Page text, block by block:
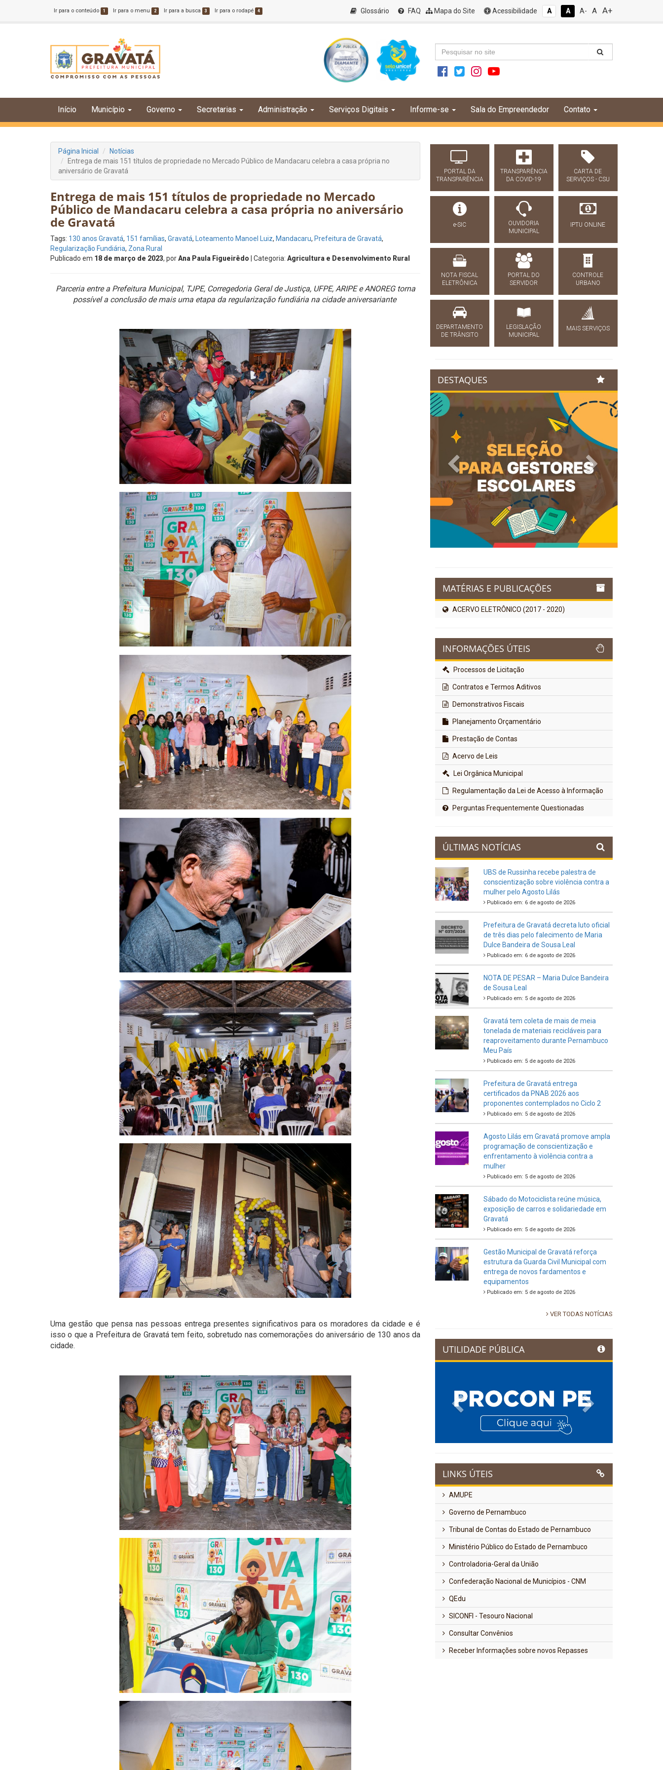
Ir para o conteúdo 1 Ir para o menu 2 Ir para a busca 3 Ir para o rodapé 4 Glossário FAQ Mapa do Site Acessibilidade A A A- A A+
Início Município Governo Secretarias Administração Serviços Digitais Informe-se Sala do Empreendedor Contato
Página Inicial
Notícias
Entrega de mais 151 títulos de propriedade no Mercado Público de Mandacaru celebra a casa própria no
aniversário de Gravatá
Entrega de mais 151 títulos de propriedade no Mercado
Público de Mandacaru celebra a casa própria no aniversário
de Gravatá
Tags: 130 anos Gravatá, 151 famílias, Gravatá, Loteamento Manoel Luiz, Mandacaru, Prefeitura de Gravatá,
Regularização Fundiária, Zona Rural
Publicado em 18 de março de 2023, porAna Paula Figueirêdo | Categoria: Agricultura e Desenvolvimento Rural
Parceria entre a Prefeitura Municipal, TJPE, Corregedoria Geral de Justiça, UFPE, ARIPE e ANOREG torna
possível a conclusão de mais uma etapa da regularização fundiária na cidade aniversariante
Uma gestão que pensa nas pessoas entrega presentes significativos para os moradores da cidade e é
isso o que a Prefeitura de Gravatá tem feito, sobretudo nas comemorações do aniversário de 130 anos da
cidade.
PORTAL DA
TRANSPARÊNCIA
TRANSPARÊNCIA
DA COVID-19
CARTA DE
SERVIÇOS - CSU
e-SIC
OUVIDORIA
MUNICIPAL
IPTU ONLINE
NOTA FISCAL
ELETRÔNICA
PORTAL DO
SERVIDOR
CONTROLE
URBANO
DEPARTAMENTO
DE TRÂNSITO
LEGISLAÇÃO
MUNICIPAL
MAIS SERVIÇOS
DESTAQUES
Previous Next
MATÉRIAS E PUBLICAÇÕES
ACERVO ELETRÔNICO (2017 - 2020)
INFORMAÇÕES ÚTEIS
Processos de Licitação
Contratos e Termos Aditivos
Demonstrativos Fiscais
Planejamento Orçamentário
Prestação de Contas
Acervo de Leis
Lei Orgânica Municipal
Regulamentação da Lei de Acesso à Informação
Perguntas Frequentemente Questionadas
ÚLTIMAS NOTÍCIAS
UBS de Russinha recebe palestra de
conscientização sobre violência contra a
mulher pelo Agosto Lilás
Publicado em: 6 de agosto de 2026
Prefeitura de Gravatá decreta luto oficial
de três dias pelo falecimento de Maria
Dulce Bandeira de Sousa Leal
Publicado em: 6 de agosto de 2026
NOTA DE PESAR – Maria Dulce Bandeira
de Sousa Leal
Publicado em: 5 de agosto de 2026
Gravatá tem coleta de mais de meia
tonelada de materiais recicláveis para
reaproveitamento durante Pernambuco
Meu País
Publicado em: 5 de agosto de 2026
Prefeitura de Gravatá entrega
certificados da PNAB 2026 aos
proponentes contemplados no Ciclo 2
Publicado em: 5 de agosto de 2026
Agosto Lilás em Gravatá promove ampla
programação de conscientização e
enfrentamento à violência contra a
mulher
Publicado em: 5 de agosto de 2026
Sábado do Motociclista reúne música,
exposição de carros e solidariedade em
Gravatá
Publicado em: 5 de agosto de 2026
Gestão Municipal de Gravatá reforça
estrutura da Guarda Civil Municipal com
entrega de novos fardamentos e
equipamentos
Publicado em: 5 de agosto de 2026
VER TODAS NOTÍCIAS
UTILIDADE PÚBLICA
Previous
LINKS ÚTEIS
AMUPE
Governo de Pernambuco
Tribunal de Contas do Estado de Pernambuco
Ministério Público do Estado de Pernambuco
Controladoria-Geral da União
Confederação Nacional de Municípios - CNM
QEdu
SICONFI - Tesouro Nacional
Consultar Convênios
Receber Informações sobre novos Repasses